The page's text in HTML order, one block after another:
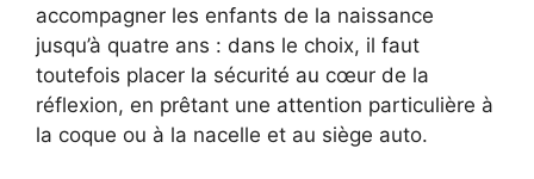
accompagner les enfants de la naissance
jusqu’à quatre ans : dans le choix, il faut
toutefois placer la sécurité au cœur de la
réflexion, en prêtant une attention particulière à
la coque ou à la nacelle et au siège auto.